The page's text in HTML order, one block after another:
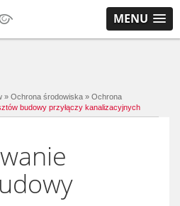
MENU
» Ochrona środowiska » Ochrona
budowy przyłączy kanalizacyjnych